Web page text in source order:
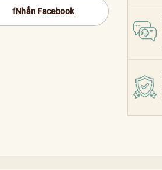
fNhắn Facebook